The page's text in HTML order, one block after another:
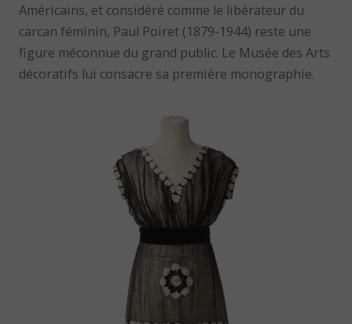
Américains, et considéré comme le libérateur du
carcan féminin, Paul Poiret (1879-1944) reste une
figure méconnue du grand public. Le Musée des Arts
décoratifs lui consacre sa première monographie.